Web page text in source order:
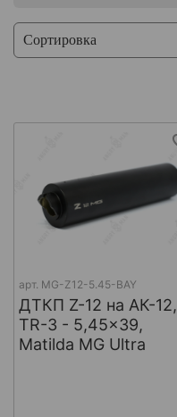
арт. MG-Z12-5.45-BAY
ДТКП Z-12 на АК-12,
TR-3 - 5,45x39,
Matilda MG Ultra